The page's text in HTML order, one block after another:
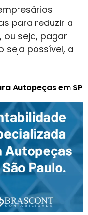
para reduzir a
seja, pagar
seja possível, a
Autopeças em SP